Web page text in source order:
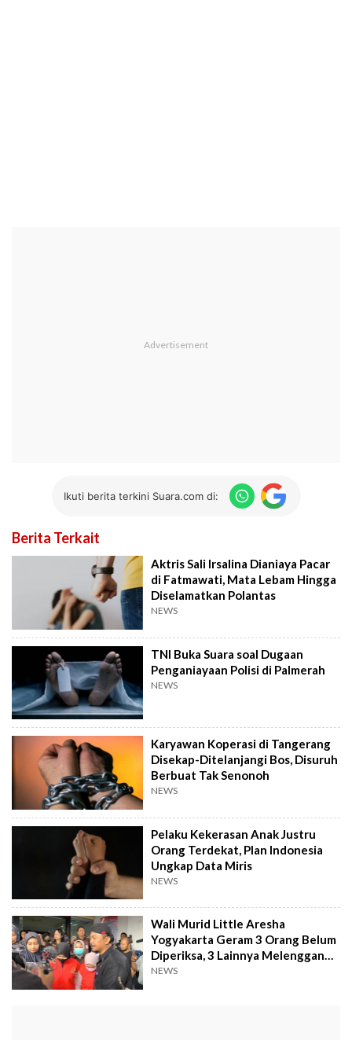
Ikuti berita terkini Suara.com di:
Berita Terkait
Aktris Sali Irsalina Dianiaya Pacar
di Fatmawati, Mata Lebam Hingga
Diselamatkan Polantas
NEWS
TNI Buka Suara soal Dugaan
Penganiayaan Polisi di Palmerah
NEWS
Karyawan Koperasi di Tangerang
Disekap-Ditelanjangi Bos, Disuruh
Berbuat Tak Senonoh
NEWS
Pelaku Kekerasan Anak Justru
Orang Terdekat, Plan Indonesia
Ungkap Data Miris
NEWS
Wali Murid Little Aresha
Yogyakarta Geram 3 Orang Belum
Diperiksa, 3 Lainnya Melenggang
Bebas
NEWS